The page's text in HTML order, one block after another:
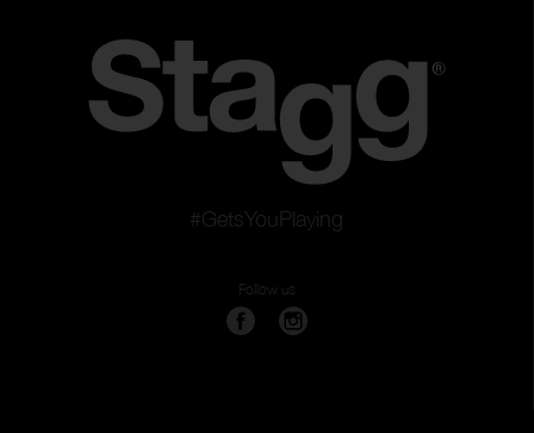
#GetsYouPlaying
Follow us